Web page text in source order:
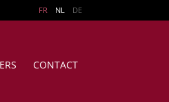
FR NL DE
CONTACT